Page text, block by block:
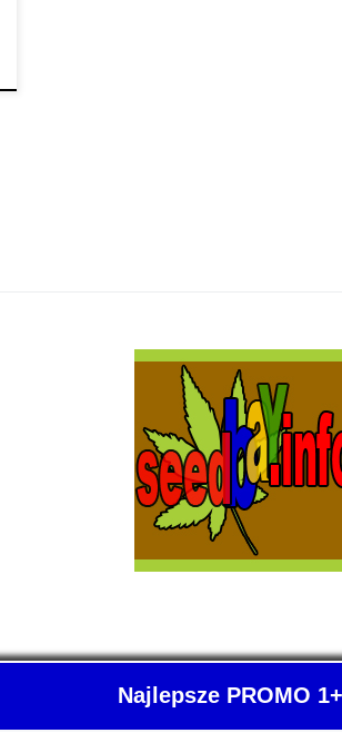
- O nasionach konopi indyjskich wiemy
Najlepsze PROMO